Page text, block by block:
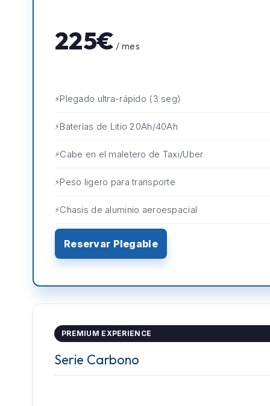
225€ / mes
Plegado ultra-rápido (3 seg)
Baterías de Litio 20Ah/40Ah
Cabe en el maletero de Taxi/Uber
Peso ligero para transporte
Chasis de aluminio aeroespacial
Reservar Plegable
PREMIUM EXPERIENCE
Serie Carbono